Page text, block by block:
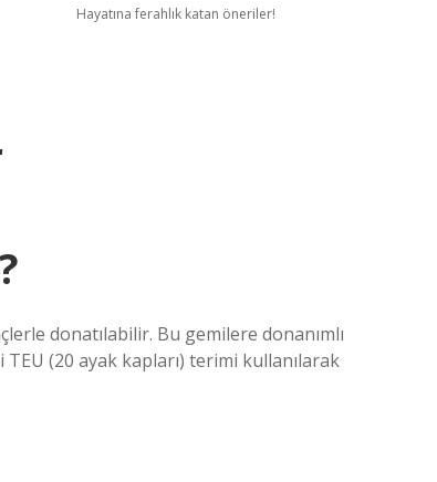
Hayatına ferahlık katan öneriler!
donatılabilir. Bu gemilere donanımlı
(20 ayak kapları) terimi kullanılarak